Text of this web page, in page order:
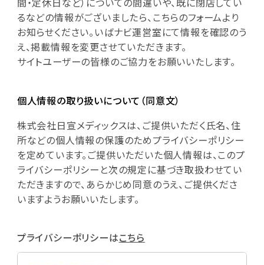
るなどの情報がございましたら、こちらのフォームより
お知らせください。いばナビ運営室にて情報を確認のう
え、掲載情報を変更させていただきます。
サイトユーザーの皆様のご協力をお願いいたします。
個人情報の取り扱いについて（同意文）
株式会社日宣メディックスは、ご提供いただく氏名、住
所などの個人情報の保護のためプライバシーポリシー
を定めています。ご提供いただいた個人情報は、このプ
ライバシーポリシーと次の規定に基づき取扱わせてい
ただきますので、あらかじめ同意のうえ、ご提供くださ
いますようお願いいたします。
プライバシーポリシーはこちら